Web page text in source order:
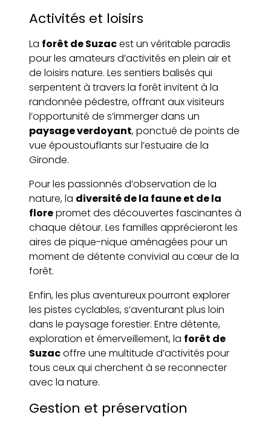
Activités et loisirs
La forêt de Suzacest un véritable paradis
pour les amateurs d’activités en plein air et
de loisirs nature. Les sentiers balisés qui
serpentent à travers la forêt invitent à la
randonnée pédestre, offrant aux visiteurs
l’opportunité de s’immerger dans un
paysage verdoyant, ponctué de points de
vue époustouflants sur l’estuaire de la
Gironde.
Pour les passionnés d’observation de la
nature, la diversité de la faune et de la
florepromet des découvertes fascinantes à
chaque détour. Les familles apprécieront les
aires de pique-nique aménagées pour un
moment de détente convivial au cœur de la
forêt.
Enfin, les plus aventureux pourront explorer
les pistes cyclables, s’aventurant plus loin
dans le paysage forestier. Entre détente,
exploration et émerveillement, la forêt de
Suzacoffre une multitude d’activités pour
tous ceux qui cherchent à se reconnecter
avec la nature.
Gestion et préservation